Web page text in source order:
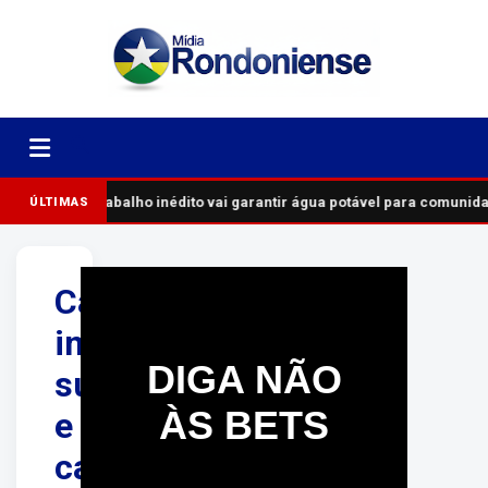
ÚLTIMAS Trabalho inédito vai garantir água potável para
Carro
invade
supermercado
e
causa
DIGA NÃO
ÀS BETS